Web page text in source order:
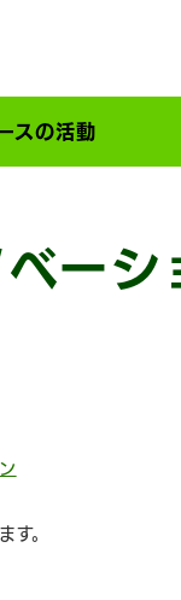
スの活動
ベー
す。